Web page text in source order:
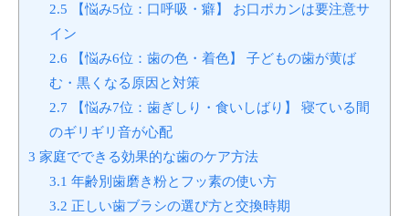
2.5 【悩み5位：口呼吸・癖】 お口ポカンは要注意サ
イン
2.6 【悩み6位：歯の色・着色】 子どもの歯が黄ば
む・黒くなる原因と対策
2.7 【悩み7位：歯ぎしり・食いしばり】 寝ている間
のギリギリ音が心配
3 家庭でできる効果的な歯のケア方法
3.1 年齢別歯磨き粉とフッ素の使い方
3.2 正しい歯ブラシの選び方と交換時期